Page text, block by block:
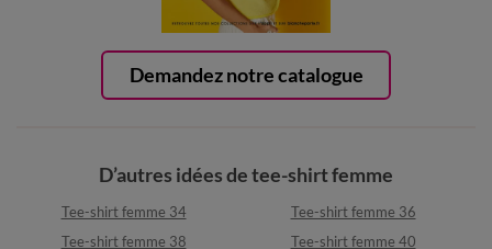
Demandez notre catalogue
D’autres idées de tee-shirt femme
Tee-shirt femme 34
Tee-shirt femme 36
Tee-shirt femme 38
Tee-shirt femme 40